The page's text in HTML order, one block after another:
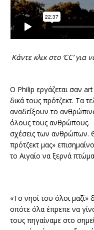
Κάντε κλικ στο ‘CC’
Ο Philip εργάζεται σαν
δικά τους πρότζεκτ. Τα
αναδείξουν το
όλους τους ανθρώπους.
σχέσεις των ανθρώπων.
πρότζεκτ μας»
το Αιγαίο να ξερνά
«Το νησί του όλοι
οπότε όλα έπρεπε να
τους πηγαίναμε στο